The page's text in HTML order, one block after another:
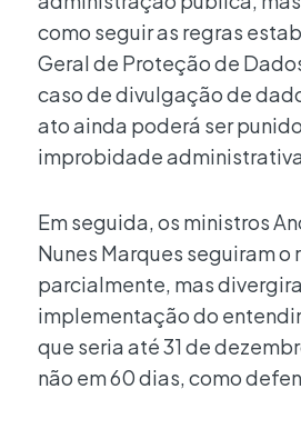
como seguir as regras
Geral de Proteção de
caso de divulgação de
ato ainda poderá ser
improbidade
Em seguida, os ministros
Nunes Marques seguiram o
parcialmente, mas
implementação do
que seria até 31 de
não em 60 dias, como